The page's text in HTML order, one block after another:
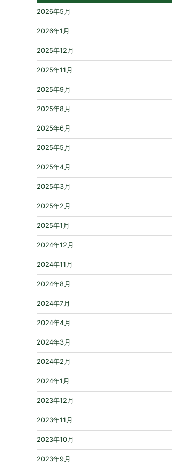
2026年5月
2026年1月
2025年12月
2025年11月
2025年9月
2025年8月
2025年6月
2025年5月
2025年4月
2025年3月
2025年2月
2025年1月
2024年12月
2024年11月
2024年8月
2024年7月
2024年4月
2024年3月
2024年2月
2024年1月
2023年12月
2023年11月
2023年10月
2023年9月